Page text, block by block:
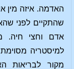
האדמה. איזה מין
שהתקיים לפני
אדם וחצי חיה.
למיסטריה
מקור לבריאות